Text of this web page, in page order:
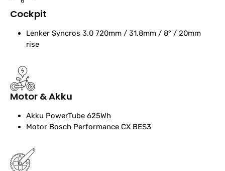
Cockpit
Lenker Syncros 3.0 720mm / 31.8mm / 8° / 20mm
rise
Motor & Akku
Akku PowerTube 625Wh
Motor Bosch Performance CX BES3